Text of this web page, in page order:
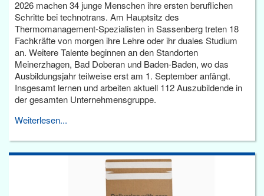
2026 machen 34 junge Menschen ihre ersten beruflichen
Schritte bei technotrans. Am Hauptsitz des
Thermomanagement-Spezialisten in Sassenberg treten 18
Fachkräfte von morgen ihre Lehre oder ihr duales Studium
an. Weitere Talente beginnen an den Standorten
Meinerzhagen, Bad Doberan und Baden-Baden, wo das
Ausbildungsjahr teilweise erst am 1. September anfängt.
Insgesamt lernen und arbeiten aktuell 112 Auszubildende in
der gesamten Unternehmensgruppe.
Weiterlesen...